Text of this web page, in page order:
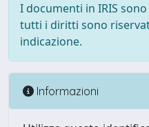
I documenti in IRIS
tutti i diritti sono
indicazione.
Informazioni